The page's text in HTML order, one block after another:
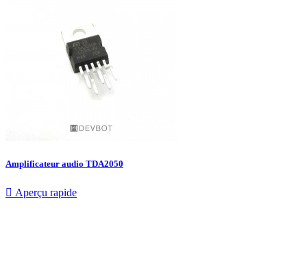
Amplificateur audio TDA2050
 Aperçu rapide